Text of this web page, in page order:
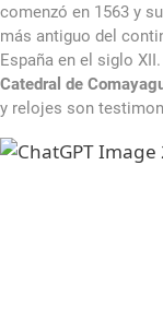
comenzó en 1563 y
más antiguo del
España en el siglo
Catedral de
y relojes son